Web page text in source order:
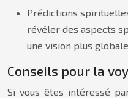
Prédictions
révéler des aspects
une vision plus globale
Conseils pour la
Si vous êtes intéressé